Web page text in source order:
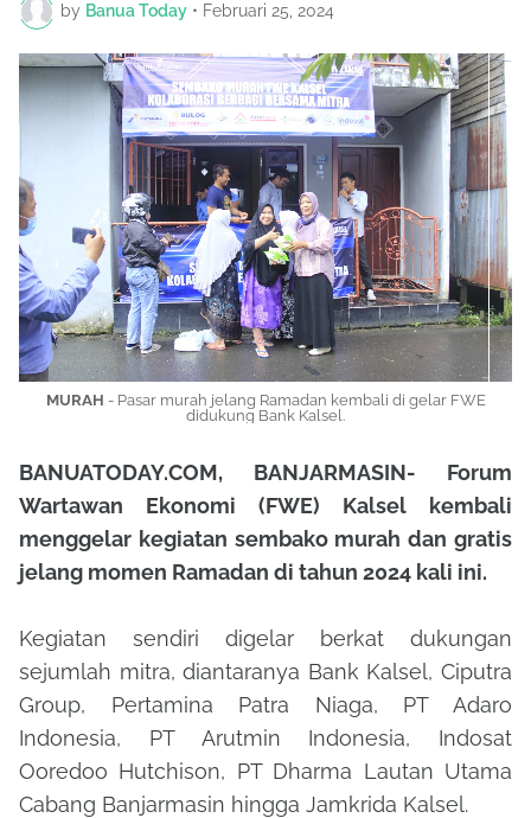
by Banua Today • Februari 25, 2024
MURAH - Pasar murah jelang Ramadan kembali di gelar FWE
didukung Bank Kalsel.
BANUATODAY.COM, BANJARMASIN- Forum
Wartawan Ekonomi (FWE) Kalsel kembali
menggelar kegiatan sembako murah dan gratis
jelang momen Ramadan di tahun 2024 kali ini.
Kegiatan sendiri digelar berkat dukungan
sejumlah mitra, diantaranya Bank Kalsel, Ciputra
Group, Pertamina Patra Niaga, PT Adaro
Indonesia, PT Arutmin Indonesia, Indosat
Ooredoo Hutchison, PT Dharma Lautan Utama
Cabang Banjarmasin hingga Jamkrida Kalsel.